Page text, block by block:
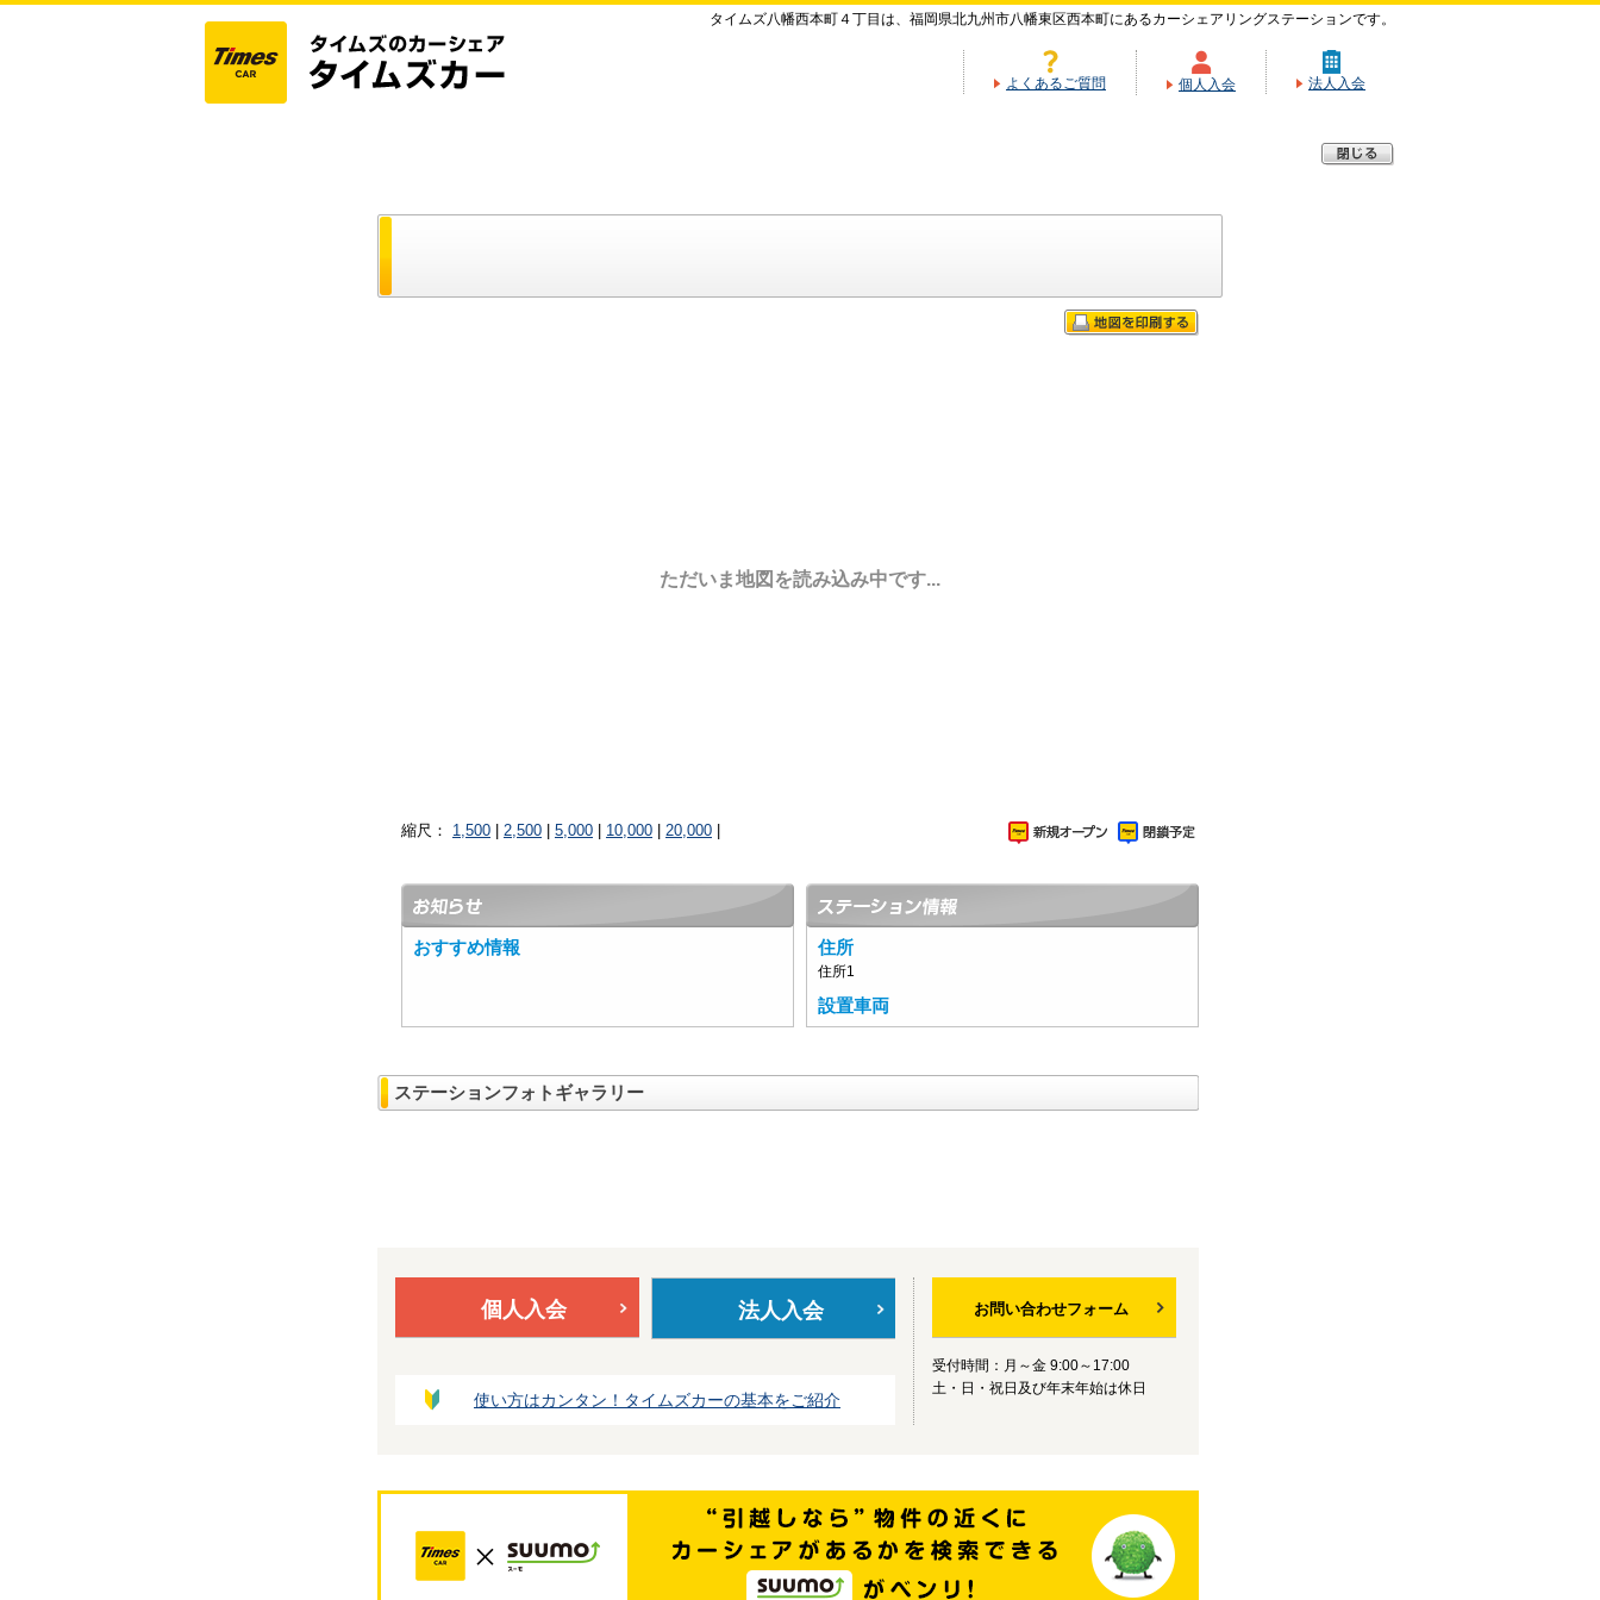
タイムズ八幡西本町４丁目は、福岡県北九州市八幡東区西本町にあるカーシェアリングステーションです。
よくあるご質問 個人入会 法人入会
ただいま地図を読み込み中です...
縮尺： 1,500 2,500 5,000 10,000 20,000
おすすめ情報 住所
住所1
設置車両
ステーションフォトギャラリー
個人入会 法人入会
使い方はカンタン！タイムズカーの基本をご紹介
お問い合わせフォーム
受付時間：月～金 9:00～17:00
土・日・祝日及び年末年始は休日